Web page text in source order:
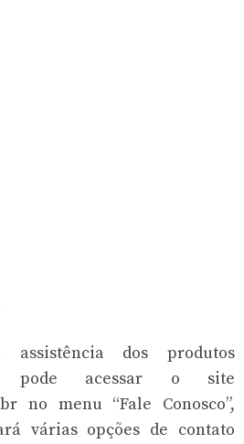
dos produtos
pode acessar o site
no menu “Fale Conosco”,
várias opções de contato